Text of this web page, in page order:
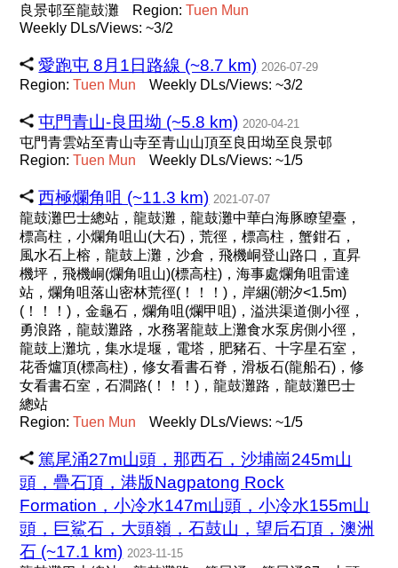
良景邨至龍鼓灘 Region:Tuen Mun
Weekly DLs/Views: ~3/2
愛跑屯 8月1日路線 (~8.7 km) 2026-07-29
Region:Tuen Mun Weekly DLs/Views: ~3/2
屯門青山-良田坳 (~5.8 km) 2020-04-21
屯門青雲站至青山寺至青山山頂至良田坳至良景邨
Region:Tuen Mun Weekly DLs/Views: ~1/5
西極爛角咀 (~11.3 km) 2021-07-07
龍鼓灘巴士總站，龍鼓灘，龍鼓灘中華白海豚瞭望臺，
標高柱，小爛角咀山(大石)，荒徑，標高柱，蟹鉗石，
風水石上榕，龍鼓上灘，沙倉，飛機峒登山路口，直昇
機坪，飛機峒(爛角咀山)(標高柱)，海事處爛角咀雷達
站，爛角咀落山密林荒徑(！！！)，岸綑(潮汐<1.5m)
(！！！)，金龜石，爛角咀(爛甲咀)，溢洪渠道側小徑，
勇浪路，龍鼓灘路，水務署龍鼓上灘食水泵房側小徑，
龍鼓上灘坑，集水堤堰，電塔，肥豬石、十字星石室，
花香爐頂(標高柱)，修女看書石脊，滑板石(龍船石)，修
女看書石室，石澗路(！！！)，龍鼓灘路，龍鼓灘巴士
總站
Region:Tuen Mun Weekly DLs/Views: ~1/5
篤尾涌27m山頭，那西石，沙埔崗245m山
頭，疊石頂，港版Nagpatong Rock
Formation，小冷水147m山頭，小冷水155m山
頭，巨鯊石，大頭嶺，石鼓山，望后石頂，澳洲
石 (~17.1 km) 2023-11-15